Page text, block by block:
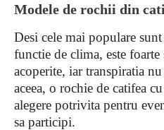
Modele de rochii din
Desi cele mai populare
functie de clima, este foarte
acoperite, iar transpiratia
aceea, o rochie de catifea
alegere potrivita pentru
sa participi.